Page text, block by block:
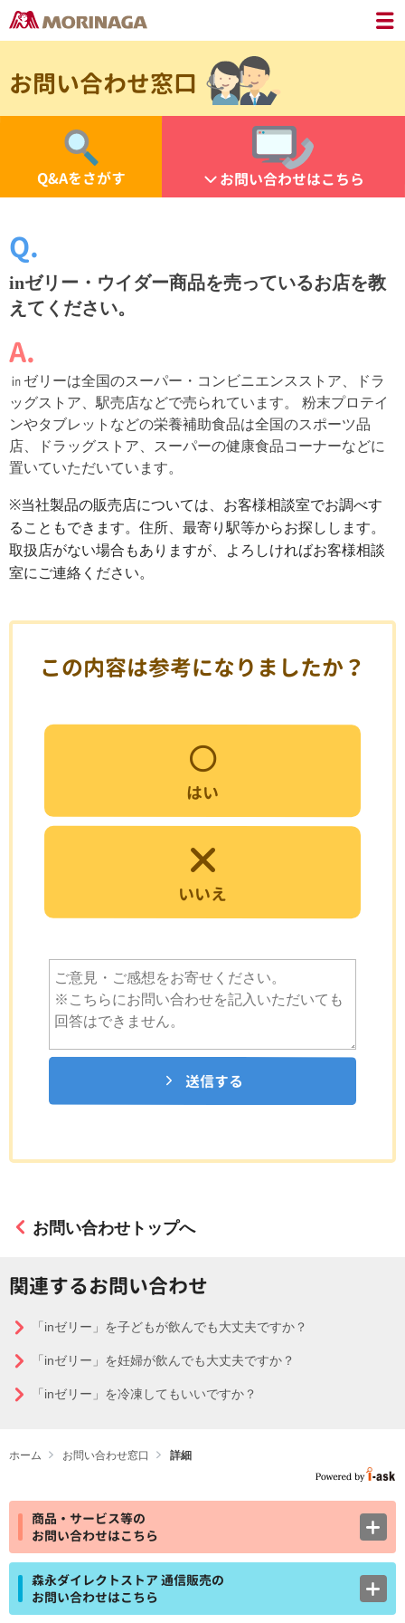
お問い合わせ窓口
Q&Aをさがす お問い合わせはこちら
inゼリー・ウイダー商品を売っているお店を教
えてください。
㏌ゼリーは全国のスーパー・コンビニエンスストア、ドラ
ッグストア、駅売店などで売られています。 粉末プロテイ
ンやタブレットなどの栄養補助食品は全国のスポーツ品
店、ドラッグストア、スーパーの健康食品コーナーなどに
置いていただいています。
※当社製品の販売店については、お客様相談室でお調べす
ることもできます。 住所、最寄り駅等からお探しします。
取扱店がない場合もありますが、よろしければお客様相談
室にご連絡ください。
この内容は参考になりましたか？
はい
いいえ
送信する
お問い合わせトップへ
関連するお問い合わせ
「inゼリー」を子どもが飲んでも大丈夫ですか？
「inゼリー」を妊婦が飲んでも大丈夫ですか？
「inゼリー」を冷凍してもいいですか？
ホーム お問い合わせ窓口 詳細
商品・サービス等の
お問い合わせはこちら
森永ダイレクトストア 通信販売の
お問い合わせはこちら